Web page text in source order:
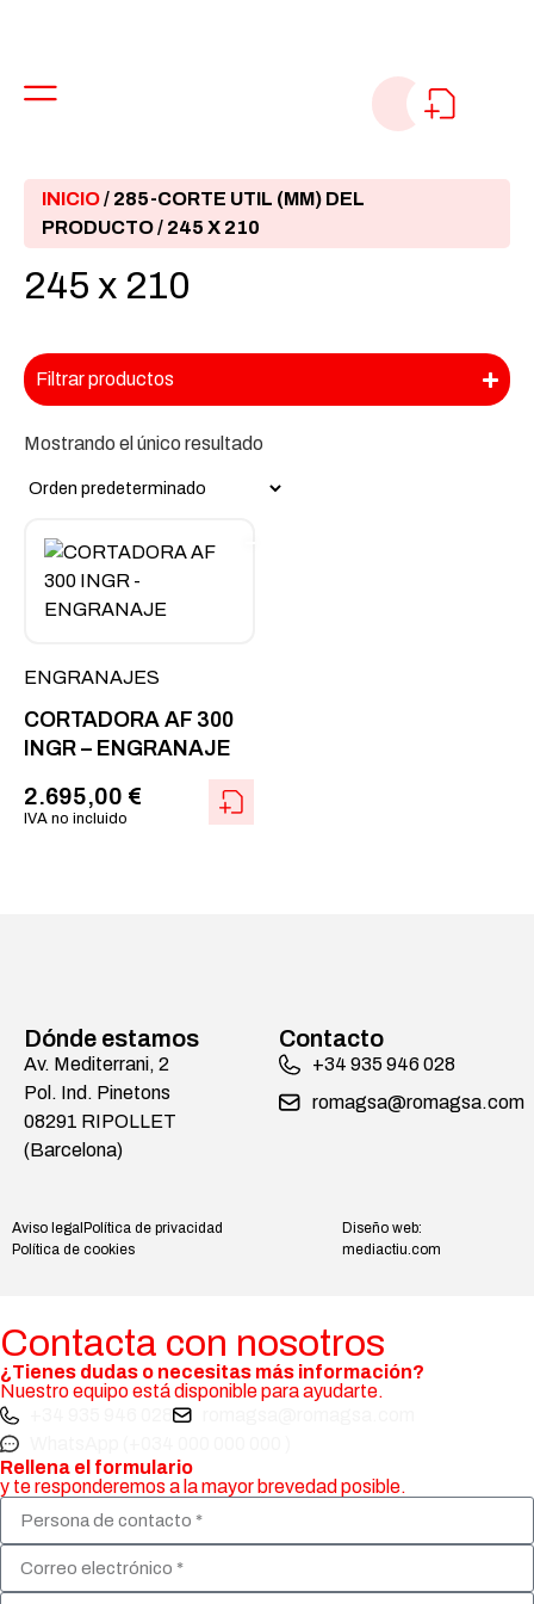
INICIO/ 285-CORTE UTIL (MM) DEL
PRODUCTO / 245 X 210
245 x 210
Filtrar productos
Mostrando el único resultado
ENGRANAJES
CORTADORA AF 300
INGR – ENGRANAJE
2.695,00 €
IVA no incluido
Dónde estamos
Av. Mediterrani, 2
Pol. Ind. Pinetons
08291 RIPOLLET
(Barcelona)
Contacto
+34 935 946 028
romagsa@romagsa.com
Aviso legal Política de privacidad
Política de cookies
Diseño web:
mediactiu.com
Contacta con nosotros
¿Tienes dudas o necesitas más información?
Nuestro equipo está disponible para ayudarte.
Rellena el formulario
y te responderemos a la mayor brevedad posible.